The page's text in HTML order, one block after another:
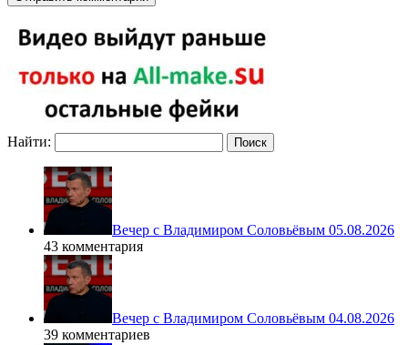
Найти:
Вечер с Владимиром Соловьёвым 05.08.2026
43 комментария
Вечер с Владимиром Соловьёвым 04.08.2026
39 комментариев